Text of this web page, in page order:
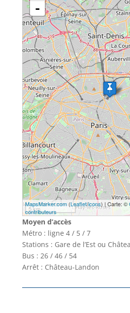
-
5 km
MapsMarker.com(Leaflet/icons) | Carte: ©
contributeurs
Moyen d’accès
Métro : ligne 4 / 5 / 7
Stations : Gare de l’Est ou
Bus : 26 / 46 / 54
Arrêt : Château-Landon